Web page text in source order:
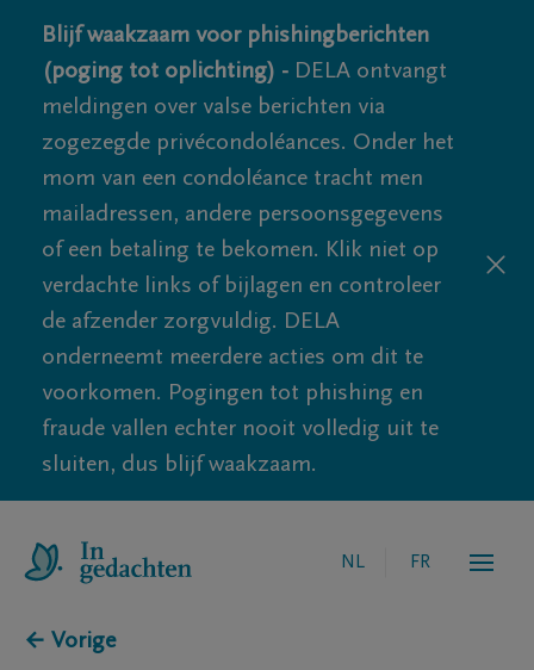
Blijf waakzaam voor phishingberichten
(poging tot oplichting) - DELA ontvangt
meldingen over valse berichten via
zogezegde privécondoléances. Onder het
mom van een condoléance tracht men
mailadressen, andere persoonsgegevens
of een betaling te bekomen. Klik niet op
verdachte links of bijlagen en controleer
de afzender zorgvuldig. DELA
onderneemt meerdere acties om dit te
voorkomen. Pogingen tot phishing en
fraude vallen echter nooit volledig uit te
sluiten, dus blijf waakzaam.
NL FR
← Vorige